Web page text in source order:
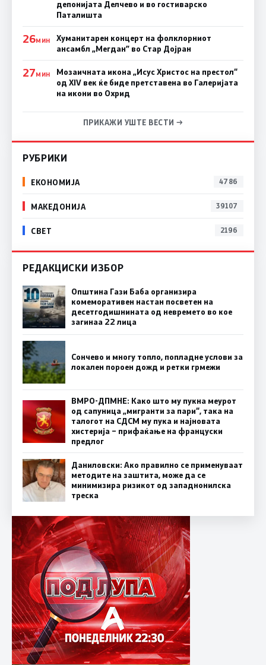
депонијата Делчево и во гостиварско
Паталишта
26МИН
Хуманитарен концерт на фолклорниот
ансамбл „Мегдан” во Стар Дојран
27МИН
Мозаичната икона „Исус Христос на престол“
од XIV век ќе биде претставена во Галеријата
на икони во Охрид
ПРИКАЖИ УШТЕ ВЕСТИ →
РУБРИКИ
ЕКОНОМИЈА 4786
МАКЕДОНИЈА 39107
СВЕТ 2196
РЕДАКЦИСКИ ИЗБОР
Општина Гази Баба организира
комеморативен настан посветен на
десетгодишнината од невремето во кое
загинаа 22 лица
Сончево и многу топло, попладне услови за
локален пороен дожд и ретки грмежи
ВМРО-ДПМНЕ: Како што му пукна меурот
од сапуница „мигранти за пари“, така на
талогот на СДСМ му пука и најновата
хистерија – прифаќање на француски
предлог
Даниловски: Ако правилно се применуваат
методите на заштита, може да се
минимизира ризикот од западнонилска
треска